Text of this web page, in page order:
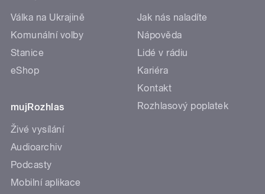
Válka na Ukrajině
Komunální volby
Stanice
eShop
mujRozhlas
Živé vysílání
Audioarchiv
Podcasty
Mobilní aplikace
Jak nás naladíte
Nápověda
Lidé v rádiu
Kariéra
Kontakt
Rozhlasový poplatek